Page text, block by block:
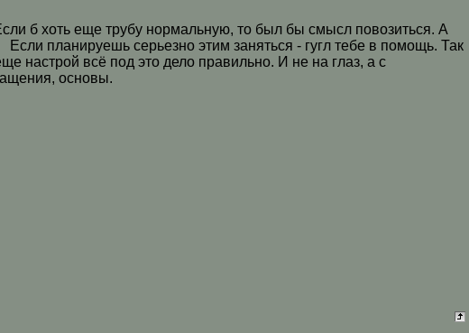
б хоть еще трубу нормальную, то был бы смысл повозиться. А
планируешь серьезно этим заняться - гугл тебе в помощь. Так
настрой всё под это дело правильно. И не на глаз, а с
основы.